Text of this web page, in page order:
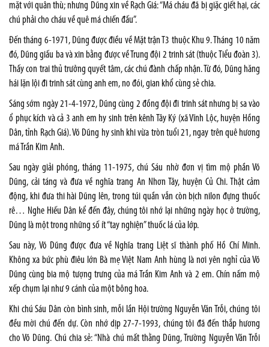
mặt với quân thù; nhưng Dũng xin về Rạch Giá: “Má cháu đã bị giặc giết hại, các
chú phải cho cháu về quê má chiến đấu”.
Đến tháng 6-1971, Dũng được điều về Mặt trận T3 thuộc Khu 9. Tháng 10 năm
đó, Dũng giấu ba và xin bằng được về Trung đội 2 trinh sát (thuộc Tiểu đoàn 3).
Thấy con trai thủ trưởng quyết tâm, các chú đành chấp nhận. Từ đó, Dũng hăng
hái lặn lội đi trinh sát cùng anh em, no đói, gian khổ cùng sẻ chia.
Sáng sớm ngày 21-4-1972, Dũng cùng 2 đồng đội đi trinh sát nhưng bị sa vào
ổ phục kích và cả 3 anh em hy sinh trên kênh Tây Ký (xã Vĩnh Lộc, huyện Hồng
Dân, tỉnh Rạch Giá). Võ Dũng hy sinh khi vừa tròn tuổi 21, ngay trên quê hương
má Trần Kim Anh.
Sau ngày giải phóng, tháng 11-1975, chú Sáu nhờ đơn vị tìm mộ phần Võ
Dũng, cải táng và đưa về nghĩa trang An Nhơn Tây, huyện Củ Chi. Thật cảm
động, khi đưa thi hài Dũng lên, trong túi quần vẫn còn bịch nilon đựng thuốc
rê… Nghe Hiếu Dân kể đến đây, chúng tôi nhớ lại những ngày học ở trường,
Dũng là một trong những số ít “tay nghiện” thuốc lá của lớp.
Sau này, Võ Dũng được đưa về Nghĩa trang Liệt sĩ thành phố Hồ Chí Minh.
Không xa bức phù điêu lớn Bà mẹ Việt Nam Anh hùng là nơi yên nghỉ của Võ
Dũng cùng bia mộ tượng trưng của má Trần Kim Anh và 2 em. Chín nấm mộ
xếp chụm lại như 9 cánh của một bông hoa.
Khi chú Sáu Dân còn bình sinh, mỗi lần Hội trường Nguyễn Văn Trỗi, chúng tôi
đều mời chú đến dự. Còn nhớ dịp 27-7-1993, chúng tôi đã đến thắp hương
cho Võ Dũng. Chú chia sẻ: “Nhà chú mất thằng Dũng, Trường Nguyễn Văn Trỗi